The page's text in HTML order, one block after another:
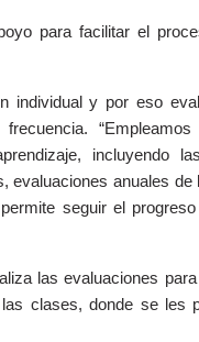
para facilitar el
individual y por eso
incluyendo
evaluaciones anuales
seguir el
las evaluaciones
clases, donde se les